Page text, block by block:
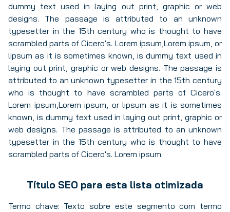
dummy text used in laying out print, graphic or web
designs. The passage is attributed to an unknown
typesetter in the 15th century who is thought to have
scrambled parts of Cicero's. Lorem ipsum,Lorem ipsum, or
lipsum as it is sometimes known, is dummy text used in
laying out print, graphic or web designs. The passage is
attributed to an unknown typesetter in the 15th century
who is thought to have scrambled parts of Cicero's.
Lorem ipsum,Lorem ipsum, or lipsum as it is sometimes
known, is dummy text used in laying out print, graphic or
web designs. The passage is attributed to an unknown
typesetter in the 15th century who is thought to have
scrambled parts of Cicero's. Lorem ipsum
Título SEO para esta lista otimizada
Termo chave: Texto sobre este segmento com termo